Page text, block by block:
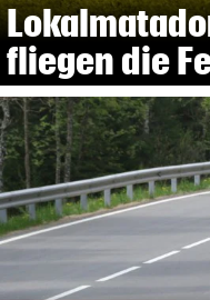
fliegen die